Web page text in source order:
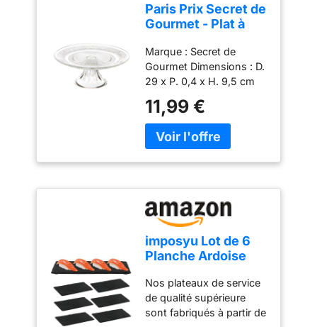
Paris Prix Secret de
Gourmet - Plat à
Renaissance 29cm
Transparent
Marque : Secret de
Gourmet Dimensions : D.
29 x P. 0,4 x H. 9,5 cm
Transparent
11,99 €
imposyu Lot de 6
Planche Ardoise
Rectangulaire en
Ardoise
Nos plateaux de service
de qualité supérieure
sont fabriqués à partir de